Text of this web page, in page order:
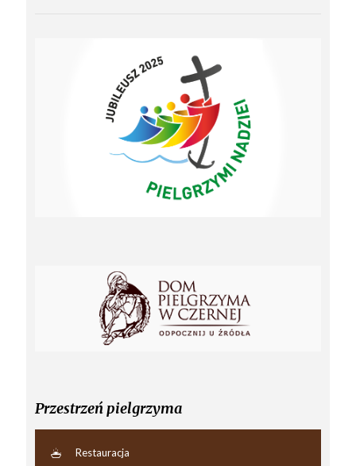
Przestrzeń pielgrzyma
Restauracja